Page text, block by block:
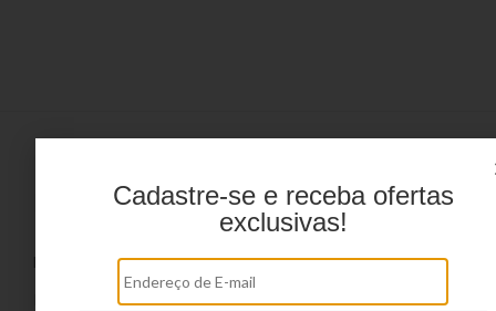
PRODUTOS
Cadastre-se e receba ofertas
exclusivas!